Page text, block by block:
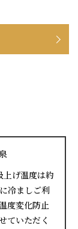
上げ温度は約
冷ましご利
度変化防止
ていただく